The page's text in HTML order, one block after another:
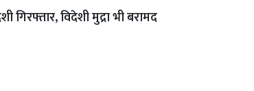
गिरफ्तार, विदेशी मुद्रा भी बरामद